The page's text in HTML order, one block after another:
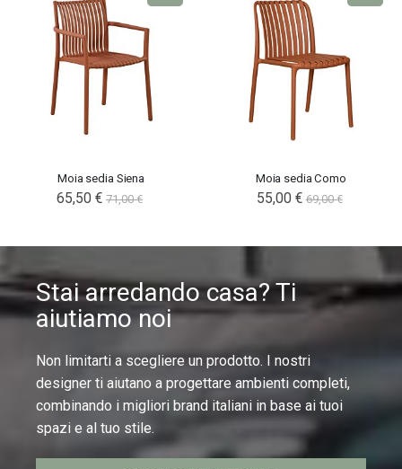
Moia sedia Siena
65,50 € 71,00 €
Moia sedia Como
55,00 € 69,00 €
Stai arredando casa? Ti
aiutiamo noi
Non limitarti a scegliere un prodotto. I nostri
designer ti aiutano a progettare ambienti completi,
combinando i migliori brand italiani in base ai tuoi
spazi e al tuo stile.